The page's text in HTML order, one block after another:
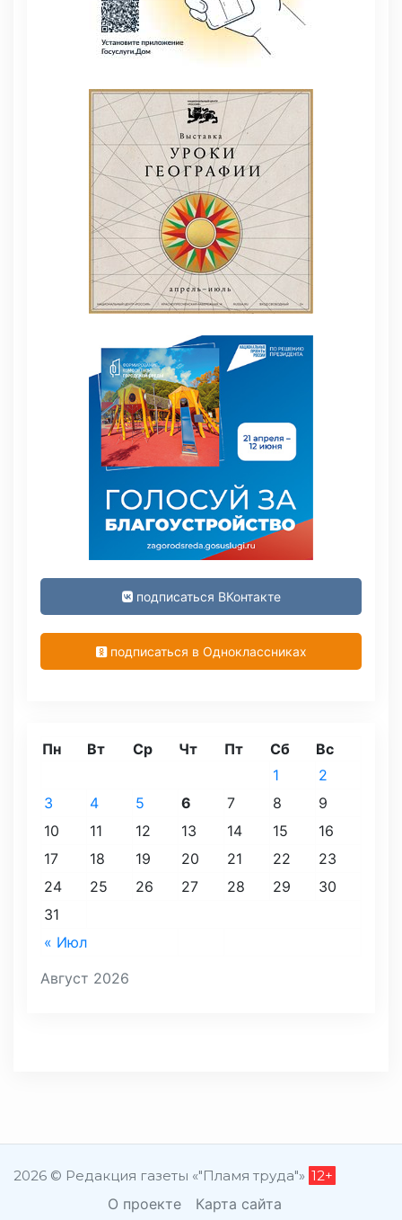
подписаться ВКонтакте
подписаться в Одноклассниках
Август 2026
Пн Вт Ср Чт Пт Сб Вс
« Июл
1
2
3
4 5 6 7 8
9
10
11 12 13 14 15
16
17
18 19 20 21 22
23
24
25 26 27 28 29
30
31
2026 © Редакция газеты «"Пламя труда"» 12+
О проекте Карта сайта